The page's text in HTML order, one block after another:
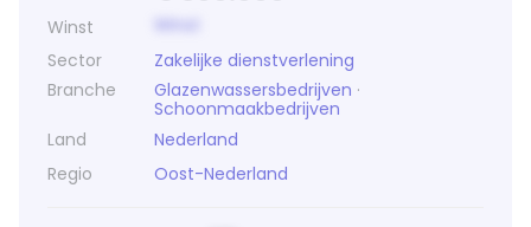
Winst
Sector
Zakelijke dienstverlening
Branche
Glazenwassersbedrijven ·
Schoonmaakbedrijven
Land
Nederland
Regio
Oost-Nederland